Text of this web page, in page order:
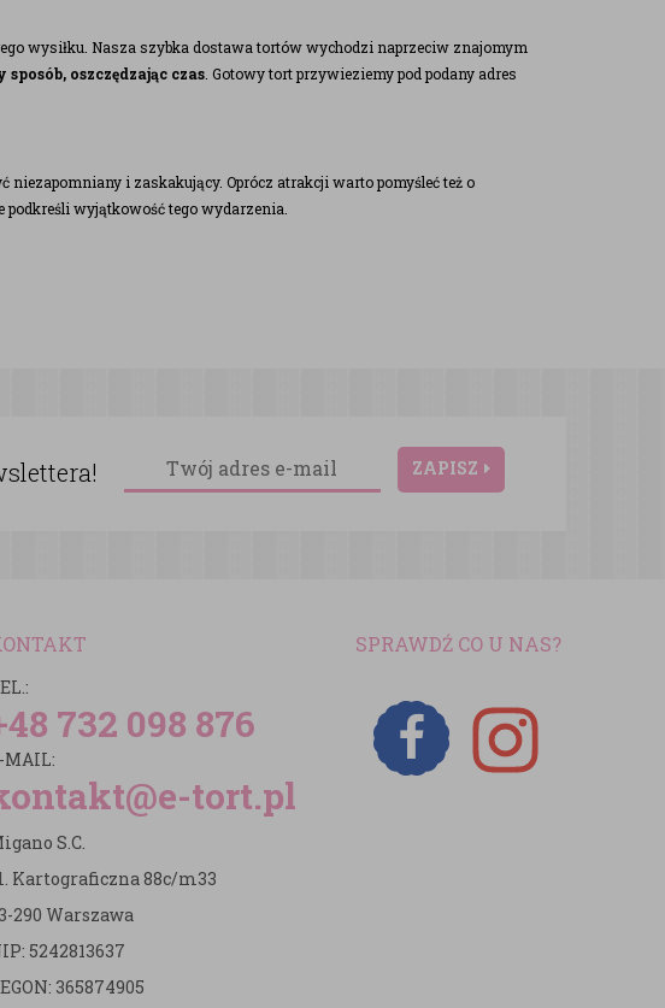
wysiłku. Nasza szybka dostawa tortów wychodzi naprzeciw znajomym
oszczędzając czas. Gotowy tort przywieziemy pod podany adres
i zaskakujący. Oprócz atrakcji warto pomyśleć też o
wyjątkowość tego wydarzenia.
ZAPISZ
732 098 876
MAIL:
tort.pl
S.C.
Kartograficzna 88c/m33
290 Warszawa
5242813637
365874905
SPRAWDŹ CO U NAS?